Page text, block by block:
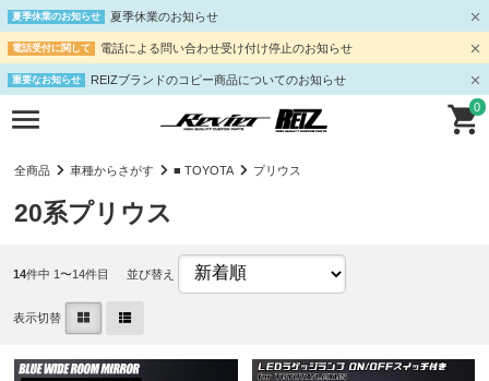
夏季休業のお知らせ 夏季休業のお知らせ
電話受付に関して 電話による問い合わせ受け付け停止のお知らせ
重要なお知らせ REIZブランドのコピー商品についてのお知らせ
0
全商品 車種からさがす ■ TOYOTA プリウス
20系プリウス
14件中 1〜14件目 並び替え
表示切替